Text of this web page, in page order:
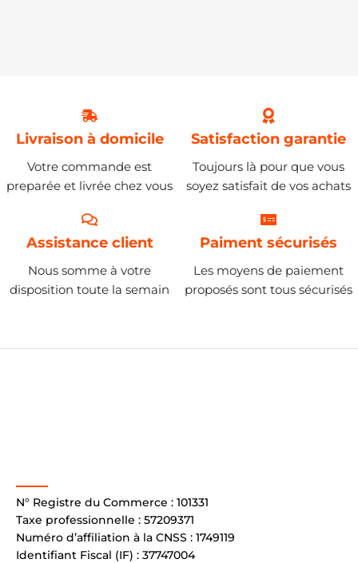
Livraison à domicile
Votre commande est
preparée et livrée chez vous
Satisfaction garantie
Toujours là pour que vous
soyez satisfait de vos achats
Assistance client
Nous somme à votre
disposition toute la semain
Paiment sécurisés
Les moyens de paiement
proposés sont tous sécurisés
N° Registre du Commerce : 101331
Taxe professionnelle : 57209371
Numéro d’affiliation à la CNSS : 1749119
Identifiant Fiscal (IF) : 37747004